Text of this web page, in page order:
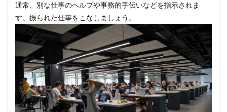
通常、別な仕事のヘルプや事務的手伝いなどを指示されま
す。振られた仕事をこなしましょう。